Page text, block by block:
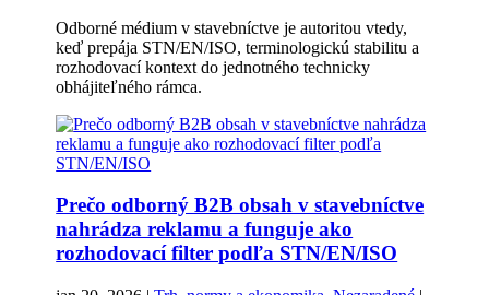
Odborné médium v stavebníctve je autoritou vtedy,
keď prepája STN/EN/ISO, terminologickú stabilitu a
rozhodovací kontext do jednotného technicky
obhájiteľného rámca.
Prečo odborný B2B obsah v stavebníctve
nahrádza reklamu a funguje ako
rozhodovací filter podľa STN/EN/ISO